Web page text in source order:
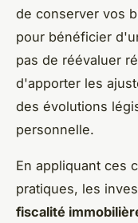
de conserver vos
pour bénéficier
pas de réévaluer
d'apporter les
des évolutions
personnelle.
En appliquant ces
pratiques, les
fiscalité